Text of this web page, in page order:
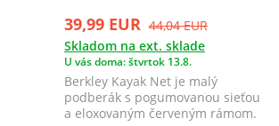
39,99 EUR 44,04 EUR
Skladom na ext. sklade
U vás doma: štvrtok 13.8.
Berkley Kayak Net je malý
podberák s pogumovanou sieťou
a eloxovaným červeným rámom.​